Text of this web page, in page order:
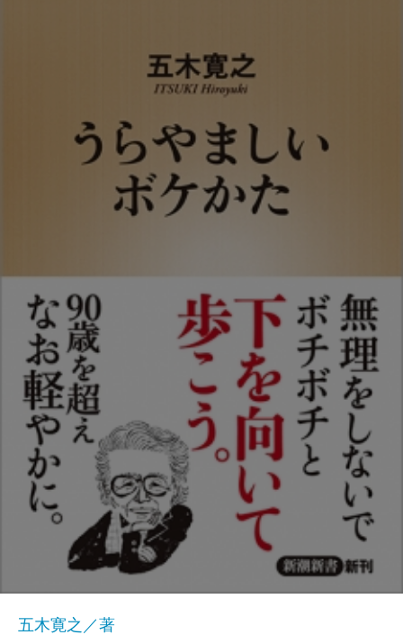
五木寛之／著